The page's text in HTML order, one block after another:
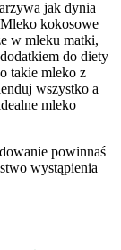
jak dynia
kokosowe
w mleku matki,
do diety
takie mleko z
wszystko a
mleko
powinnaś
wystąpienia